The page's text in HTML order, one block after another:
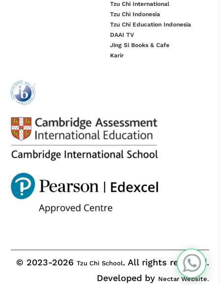
Tzu Chi International
Tzu Chi Indonesia
Tzu Chi Education Indonesia
DAAI TV
Jing Si Books & Cafe
Karir
© 2023-2026 Tzu Chi School. All rights reserved.
Developed by Nectar Website.